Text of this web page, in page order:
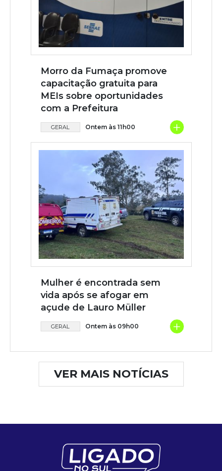
Morro da Fumaça promove
capacitação gratuita para
MEIs sobre oportunidades
com a Prefeitura
GERAL Ontem às 11h00 +
Mulher é encontrada sem
vida após se afogar em
açude de Lauro Müller
GERAL Ontem às 09h00 +
VER MAIS NOTÍCIAS